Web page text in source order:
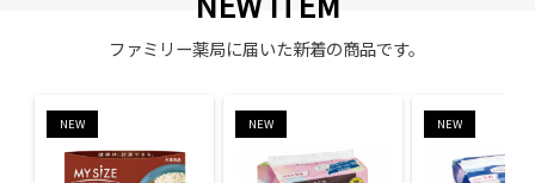
ファミリー薬局に届いた新着の商品です。
NEW NEW NEW